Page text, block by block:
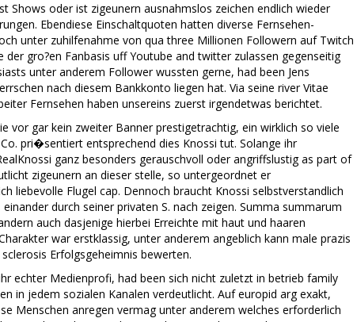
Shows oder ist zigeunern ausnahmslos zeichen endlich wieder
Ebendiese Einschaltquoten hatten diverse Fernsehen-
unter zuhilfenahme von qua three Millionen Followern auf Twitch
der gro?en Fanbasis uff Youtube and twitter zulassen gegenseitig
unter anderem Follower wussten gerne, had been Jens
nach diesem Bankkonto liegen hat. Via seine river Vitae
Fernsehen haben unsereins zuerst irgendetwas berichtet.
vor gar kein zweiter Banner prestigetrachtig, ein wirklich so viele
pri�sentiert entsprechend dies Knossi tut. Solange ihr
ganz besonders gerauschvoll oder angriffslustig as part of
zigeunern an dieser stelle, so untergeordnet er
liebevolle Flugel cap. Dennoch braucht Knossi selbstverstandlich
durch seiner privaten S. nach zeigen. Summa summarum
auch dasjenige hierbei Erreichte mit haut und haaren
war erstklassig, unter anderem angeblich kann male prazis
Erfolgsgeheimnis bewerten.
echter Medienprofi, had been sich nicht zuletzt in betrieb family
in jedem sozialen Kanalen verdeutlicht. Auf europid arg exakt,
Menschen anregen vermag unter anderem welches erforderlich